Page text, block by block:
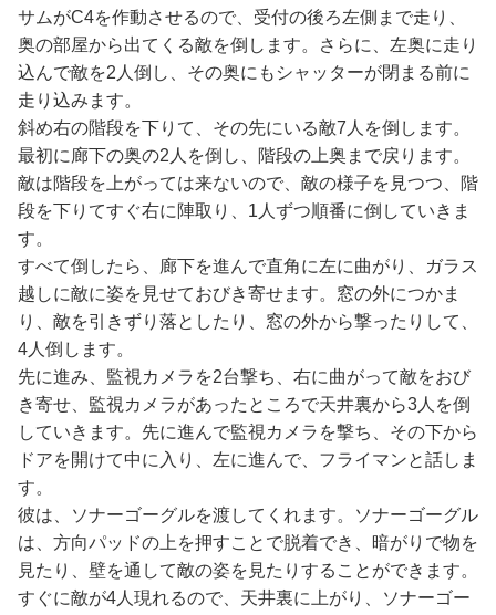
サムがC4を作動させるので、受付の後ろ左側まで走り、
奥の部屋から出てくる敵を倒します。さらに、左奥に走り
込んで敵を2人倒し、その奥にもシャッターが閉まる前に
走り込みます。
斜め右の階段を下りて、その先にいる敵7人を倒します。
最初に廊下の奥の2人を倒し、階段の上奥まで戻ります。
敵は階段を上がっては来ないので、敵の様子を見つつ、階
段を下りてすぐ右に陣取り、1人ずつ順番に倒していきま
す。
すべて倒したら、廊下を進んで直角に左に曲がり、ガラス
越しに敵に姿を見せておびき寄せます。窓の外につかま
り、敵を引きずり落としたり、窓の外から撃ったりして、
4人倒します。
先に進み、監視カメラを2台撃ち、右に曲がって敵をおび
き寄せ、監視カメラがあったところで天井裏から3人を倒
していきます。先に進んで監視カメラを撃ち、その下から
ドアを開けて中に入り、左に進んで、フライマンと話しま
す。
彼は、ソナーゴーグルを渡してくれます。ソナーゴーグル
は、方向パッドの上を押すことで脱着でき、暗がりで物を
見たり、壁を通して敵の姿を見たりすることができます。
すぐに敵が4人現れるので、天井裏に上がり、ソナーゴー